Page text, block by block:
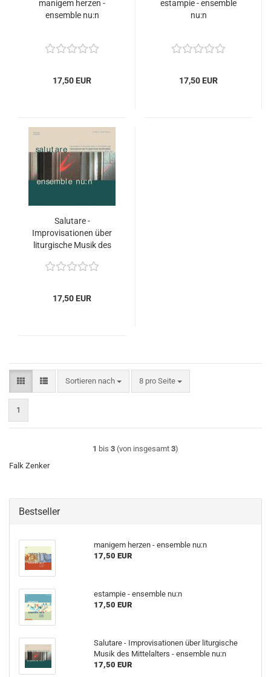
manigem herzen -
ensemble nu:n
17,50 EUR
estampie - ensemble
nu:n
17,50 EUR
Salutare -
Improvisationen über
liturgische Musik des
nu:n
17,50 EUR
Sortieren nach
Sortieren nach 8 pro Seite
pro Seite
1
1 bis 3 (von insgesamt 3)
Falk Zenker
Bestseller
manigem herzen - ensemble nu:n
17,50 EUR
estampie - ensemble nu:n
17,50 EUR
Salutare - Improvisationen über liturgische
Musik des Mittelalters - ensemble nu:n
17,50 EUR